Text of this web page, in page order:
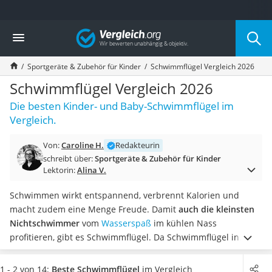
Die beliebtesten Vergleiche nach Kategorie
Kind & Baby
Babyphone mit 2 Kameras
Walkie-Talkie Kinder
Kindermatratzen
Babywippe
Rollschuhe für Kinder
Tischkicker
Kinderschubkarre
Babyschlafsack
Babyphone
Treppenschutzgitter
Kindersitz ab 4 Jahren
Kinderroller 3 Räder
Ferngesteuertes Auto
Kindersitz 15–36 kg
Vergleich
Sportgeräte & Zubehör für Kinder Schwimmflügel Vergleich 2026
Schwimmflügel Vergleich 2026
Die besten Kinder- und Baby-Schwimmflügel im
Vergleich.
Von:Caroline H.
Redakteurin
schreibt über:Sportgeräte & Zubehör für Kinder
Lektorin:Alina V.
Schwimmen wirkt entspannend, verbrennt Kalorien und
macht zudem eine Menge Freude. Damit auch die kleinsten
Nichtschwimmer vom Wasserspaß im kühlen Nass
profitieren, gibt es Schwimmflügel. Da Schwimmflügel in
erster Linie für Kinder konzipiert sind, gibt es siein
zahlreichen Farben und mit bunten Motiven
. Achten Sie bei
1 - 2 von 14: Beste Schwimmflügel im Vergleich